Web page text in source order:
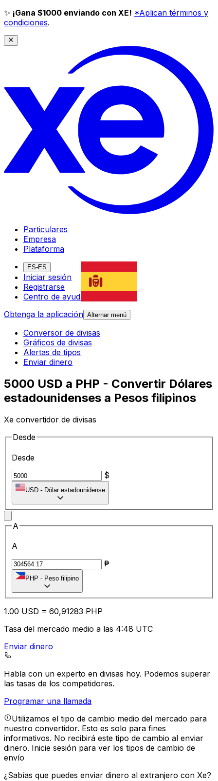
✨ ¡Gana $1000 enviando con XE! *Aplican términos y
condiciones.
Particulares
Empresa
Plataforma
ES-ES
Iniciar sesión
Registrarse
Centro de ayuda
Obtenga la aplicación Alternar menú
Conversor de divisas
Gráficos de divisas
Alertas de tipos
Enviar dinero
5000 USD a PHP - Convertir Dólares
estadounidenses a Pesos filipinos
Xe convertidor de divisas
Desde
Desde
$
USD - Dólar estadounidense
A
A
₱
PHP - Peso filipino
1.00 USD = 60,91283 PHP
Tasa del mercado medio a las 4:48 UTC
Enviar dinero
Habla con un experto en divisas hoy. Podemos superar
las tasas de los competidores.
Programar una llamada
Utilizamos el tipo de cambio medio del mercado para
nuestro convertidor. Esto es solo para fines
informativos. No recibirá este tipo de cambio al enviar
dinero. Inicie sesión para ver los tipos de cambio de
envío
¿Sabías que puedes enviar dinero al extranjero con Xe?